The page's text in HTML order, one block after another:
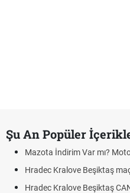
Şu An Popüler
Mazota İndirim Var mı?
Hradec Kralove Beşiktaş
Hradec Kralove Beşiktaş